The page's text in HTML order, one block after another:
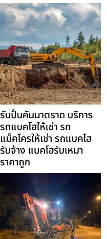
รับปั้นคันนาตราด บริการ
รถแบคโฮให้เช่า รถ
แม็คโครให้เช่า รถแบคโฮ
รับจ้าง แบคโฮรับเหมา
ราคาถูก